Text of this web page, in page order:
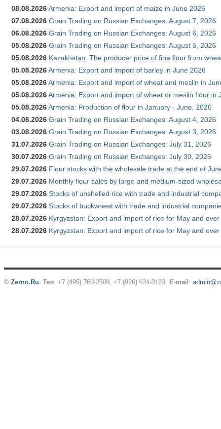
08.08.2026Armenia: Export and import of maize in June 2026
07.08.2026 Grain Trading on Russian Exchanges: August 7, 2026
06.08.2026 Grain Trading on Russian Exchanges: August 6, 2026
05.08.2026 Grain Trading on Russian Exchanges: August 5, 2026
05.08.2026 Kazakhstan: The producer price of fine flour from
05.08.2026Armenia: Export and import of barley in June 2026
05.08.2026Armenia: Export and import of wheat and meslin in
05.08.2026Armenia: Export and import of wheat or meslin flour in
05.08.2026Armenia: Production of flour in January - June, 2026
04.08.2026 Grain Trading on Russian Exchanges: August 4, 2026
03.08.2026 Grain Trading on Russian Exchanges: August 3, 2026
31.07.2026 Grain Trading on Russian Exchanges: July 31, 2026
30.07.2026 Grain Trading on Russian Exchanges: July 30, 2026
29.07.2026 Flour stocks with the wholesale trade at the end of
29.07.2026 Monthly flour sales by large and medium-sized
29.07.2026 Stocks of unshelled rice with trade and industrial
29.07.2026 Stocks of buckwheat with trade and industrial
28.07.2026 Kyrgyzstan: Export and import of rice for May and
28.07.2026 Kyrgyzstan: Export and import of rice for May and
© Zerno.Ru. Тел: +7 (495) 760-2509, +7 (926) 624-3123, E-mail :